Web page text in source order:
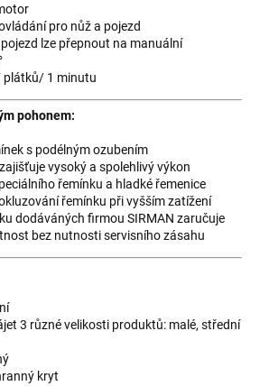
pro nůž a pojezd
lze přepnout na manuální
plátků/ 1 minutu
pohonem:
s podélným ozubením
vysoký a spolehlivý výkon
řemínku a hladké řemenice
řemínku při vyšším zatížení
dodáváných firmou SIRMAN zaručuje
bez nutnosti servisního zásahu
3 různé velikosti produktů: malé, střední
kryt